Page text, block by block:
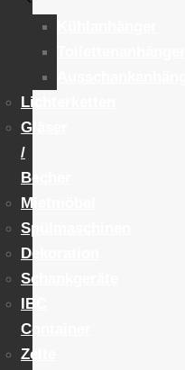
Lichterketten
Gläser
/
Becher
Mietmöbel
Spülmaschinen
Dekoration
Schankgeräte
IBC
Container
Zelte